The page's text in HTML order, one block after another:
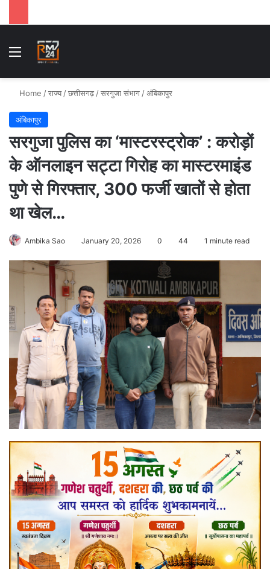
Menu
Home /राज्य /छत्तीसगढ़ /सरगुजा संभाग /अंबिकापुर
अंबिकापुर
सरगुजा पुलिस का ‘मास्टरस्ट्रोक’ : करोड़ों
के ऑनलाइन सट्टा गिरोह का मास्टरमाइंड
पुणे से गिरफ्तार, 300 फर्जी खातों से होता
था खेल…
Ambika Sao January 20, 2026 0 44 1 minute read